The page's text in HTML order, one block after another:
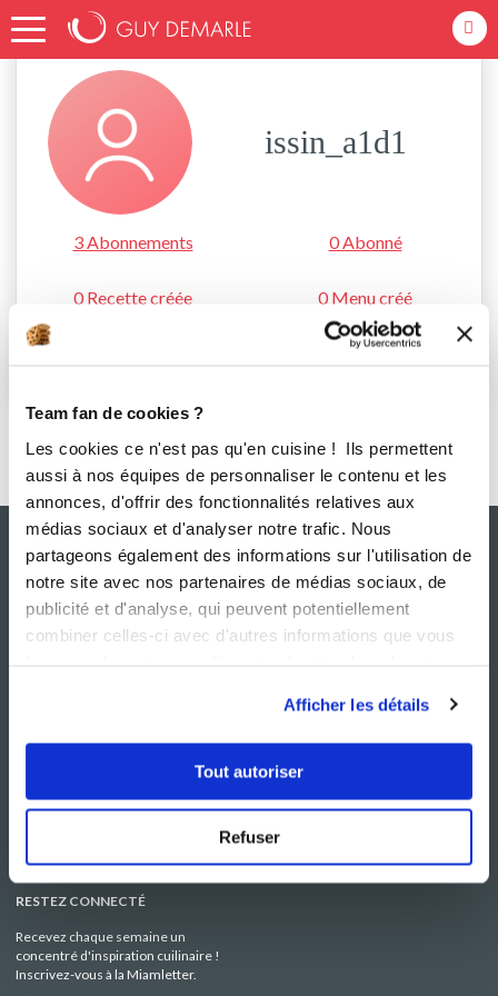
Team fan de cookies ?
Les cookies ce n'est pas qu'en cuisine ! Ils permettent
aussi à nos équipes de personnaliser le contenu et les
annonces, d'offrir des fonctionnalités relatives aux
médias sociaux et d'analyser notre trafic. Nous
partageons également des informations sur l'utilisation de
notre site avec nos partenaires de médias sociaux, de
publicité et d'analyse, qui peuvent potentiellement
combiner celles-ci avec d'autres informations que vous
Afficher les détails
Tout autoriser
Refuser
Accueil issin_a1d1
issin_a1d1
3 Abonnements 0 Abonné
0 Recette créée 0 Menu créé
Le Mag'
Boutique
C.G.U
Mentions légales
Politique de confidentialité
Utilisation des Cookies
RESTEZ CONNECTÉ
Recevez chaque semaine un
concentré d'inspiration cuilinaire !
Inscrivez-vous à la Miamletter.